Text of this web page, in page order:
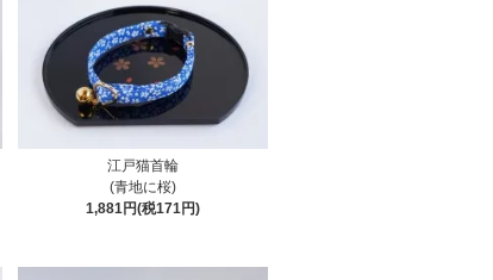
江戸猫首輪
(青地に桜)
1,881円(税171円)